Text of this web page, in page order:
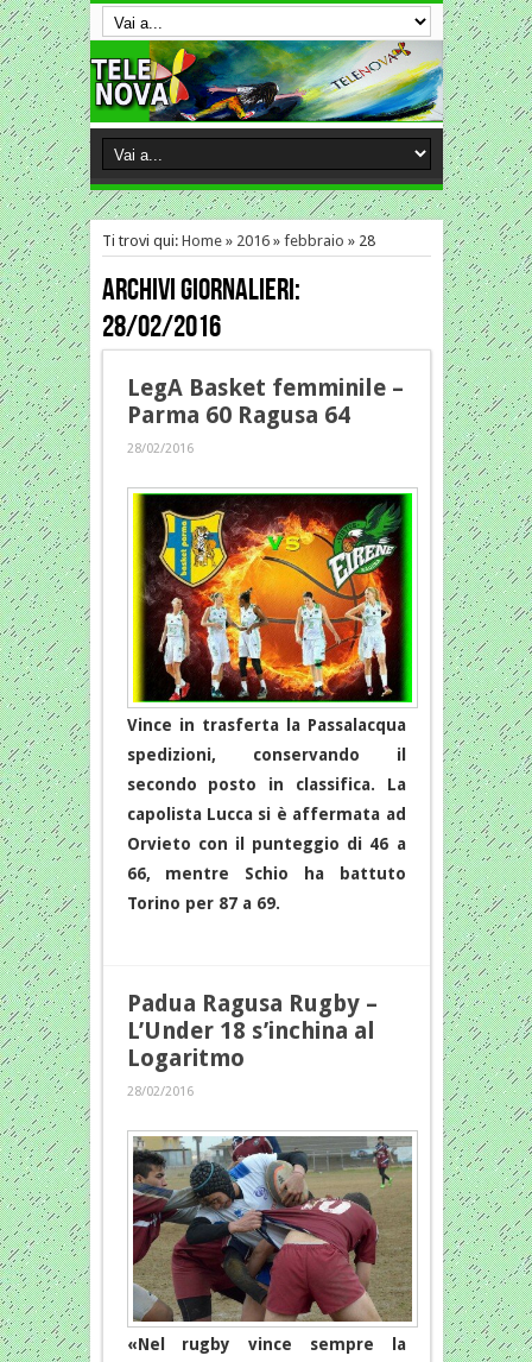
Ti trovi qui: Home» 2016» febbraio » 28
Archivi giornalieri:
28/02/2016
LegA Basket femminile –
Parma 60 Ragusa 64
28/02/2016
Vince in trasferta la Passalacqua
spedizioni, conservando il
secondo posto in classifica. La
capolista Lucca si è affermata ad
Orvieto con il punteggio di 46 a
66, mentre Schio ha battuto
Torino per 87 a 69.
Padua Ragusa Rugby –
L’Under 18 s’inchina al
Logaritmo
28/02/2016
«Nel rugby vince sempre la